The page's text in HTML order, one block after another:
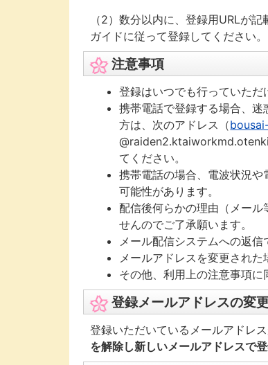
（2）数分以内に、登録用URLが
ガイドに従って登録してください。
注意事項
登録はいつでも行っていただ
携帯電話で登録する場合、
方は、次のアドレス（
てください。
携帯電話の場合、電波状況
可能性があります。
配信後何らかの理由（メー
せんのでご了承願います。
メール配信システムへの返信
メールアドレスを変更された
その他、利用上の注意事項に
登録メールアドレスの変
登録いただいているメールアドレ
を解除し新しいメールアドレスで登